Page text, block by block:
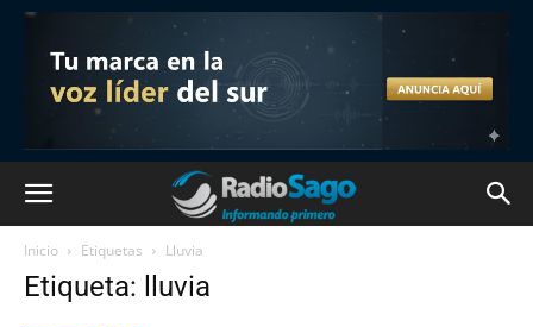
Inicio Etiquetas Lluvia
Etiqueta: lluvia